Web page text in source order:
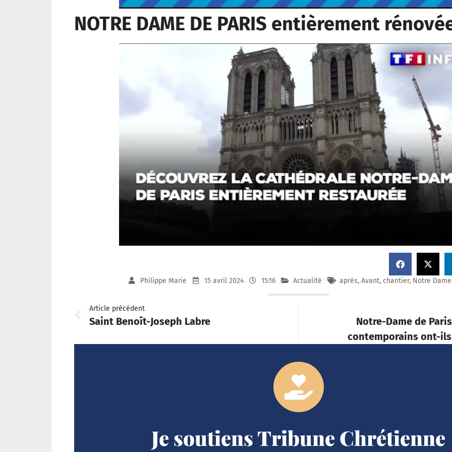
NOTRE DAME DE PARIS entièrement
Philippe Marie 15 avril 2024 15:16 Actualité aprés, Avant, chantier, Notre
Article précédent
Saint Benoît-Joseph Labre
Notre-Dame de
contemporains ont-
Je soutiens Tribune Chrétienne